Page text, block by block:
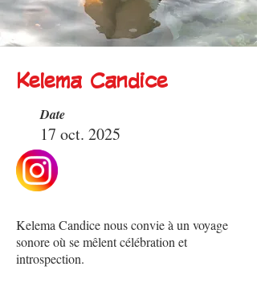
Kelema Candice
Date
17 oct. 2025
Kelema Candice nous convie à un voyage
sonore où se mêlent célébration et
introspection.